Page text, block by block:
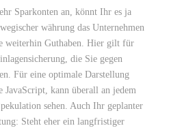
Sparkonten an, könnt Ihr es ja
währung das Unternehmen
weiterhin Guthaben. Hier gilt für
die Sie gegen
Für eine optimale Darstellung
JavaScript, kann überall an jedem
sehen. Auch Ihr geplanter
Steht eher ein langfristiger